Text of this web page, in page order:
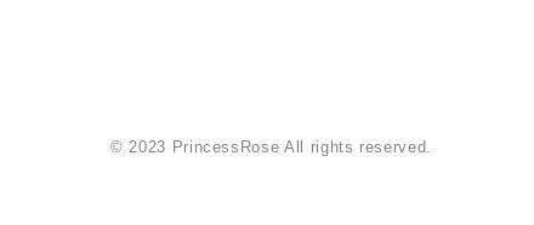
© 2023 PrincessRose All rights reserved.